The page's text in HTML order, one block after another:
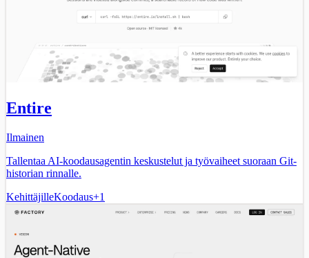
Entire
Ilmainen
Tallentaa AI-koodausagentin keskustelut ja työvaiheet suoraan Git-
historian rinnalle.
KehittäjilleKoodaus+1